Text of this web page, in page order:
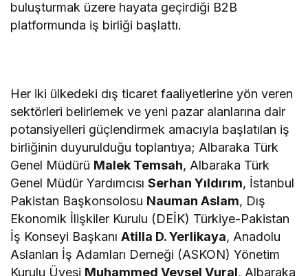
buluşturmak üzere hayata geçirdiği B2B
platformunda iş birliği başlattı.
Her iki ülkedeki dış ticaret faaliyetlerine yön veren
sektörleri belirlemek ve yeni pazar alanlarına dair
potansiyelleri güçlendirmek amacıyla başlatılan iş
birliğinin duyurulduğu toplantıya; Albaraka Türk
Genel Müdürü Malek Temsah, Albaraka Türk
Genel Müdür YardımcısıSerhan Yıldırım, İstanbul
Pakistan Başkonsolosu Nauman Aslam, Dış
Ekonomik İlişkiler Kurulu (DEİK) Türkiye-Pakistan
İş Konseyi BaşkanıAtilla D. Yerlikaya, Anadolu
Aslanları İş Adamları Derneği (ASKON) Yönetim
Kurulu Üyesi Muhammed Veysel Vural, Albaraka